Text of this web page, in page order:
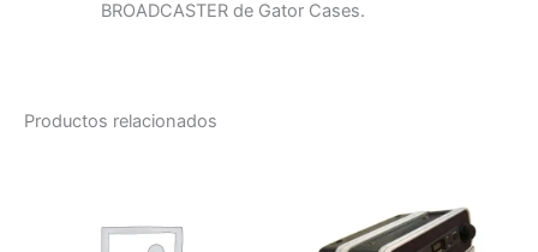
BROADCASTER de Gator Cases.
Productos relacionados